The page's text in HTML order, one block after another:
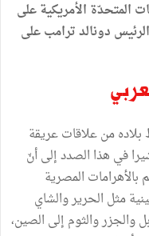
المتحدّة الأمريكية على
دونالد ترامب على
من علاقات عريقة
في هذا الصدد إلى أنّ
المصرية
مثل الحرير والشاي
والجزر والثوم إلى الصين،